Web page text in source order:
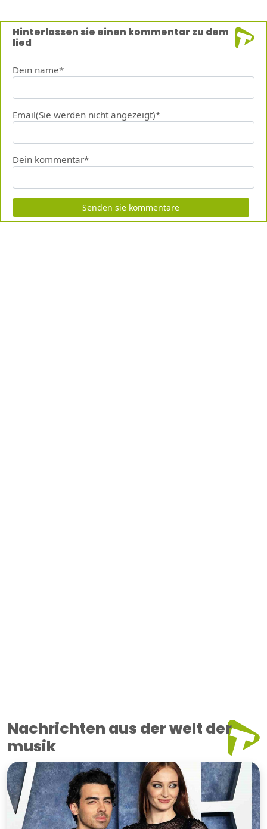
Hinterlassen sie einen kommentar zu dem
lied
Dein name*
Email(Sie werden nicht angezeigt)*
Dein kommentar*
Senden sie kommentare
Nachrichten aus der welt der
musik